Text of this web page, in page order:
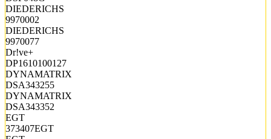
DIEDERICHS
9970002
DIEDERICHS
9970077
Dr!ve+
DP1610100127
DYNAMATRIX
DSA343255
DYNAMATRIX
DSA343352
EGT
373407EGT